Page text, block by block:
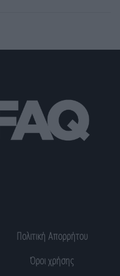
Πολιτική Απορρήτου
Όροι χρήσης